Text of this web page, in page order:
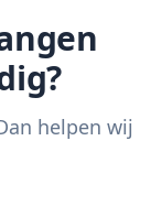
helpen wij